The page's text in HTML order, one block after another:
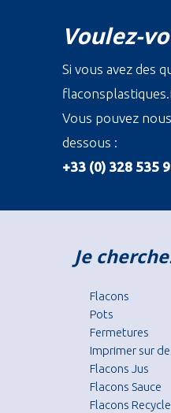
Voulez-
Si vous avez des
Vous pouvez
dessous :
+33 (0) 328 535
Je
Flacons
Pots
Fermetures
Imprimer sur
Flacons Jus
Flacons Sauce
Flacons